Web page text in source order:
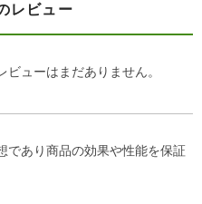
レビュー
ューはまだありません。
あり商品の効果や性能を保証